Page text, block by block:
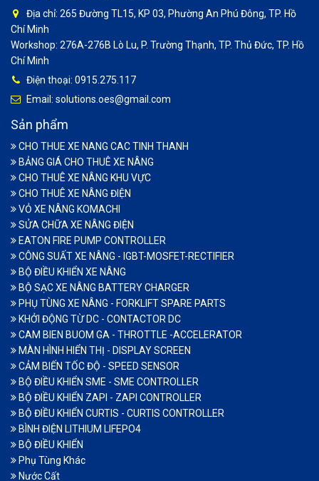
Địa chỉ: 265 Đường TL15, KP 03, Phường An Phú Đông, TP. Hồ
Chí Minh
Workshop: 276A-276B Lò Lu, P. Trường Thạnh, TP. Thủ Đức, TP. Hồ
Chí Minh
Điện thoại: 0915.275.117
Email: solutions.oes@gmail.com
Sản phẩm
CHO THUE XE NANG CAC TINH THANH
BẢNG GIÁ CHO THUÊ XE NÂNG
CHO THUÊ XE NÂNG KHU VỰC
CHO THUÊ XE NÂNG ĐIỆN
VỎ XE NÂNG KOMACHI
SỬA CHỮA XE NÂNG ĐIỆN
EATON FIRE PUMP CONTROLLER
CÔNG SUẤT XE NÂNG - IGBT-MOSFET-RECTIFIER
BỘ ĐIỀU KHIỂN XE NÂNG
BỘ SẠC XE NÂNG BATTERY CHARGER
PHỤ TÙNG XE NÂNG - FORKLIFT SPARE PARTS
KHỞI ĐỘNG TỪ DC - CONTACTOR DC
CAM BIEN BUOM GA - THROTTLE -ACCELERATOR
MÀN HÌNH HIỂN THỊ - DISPLAY SCREEN
CẢM BIẾN TỐC ĐỘ - SPEED SENSOR
BỘ ĐIỀU KHIỂN SME - SME CONTROLLER
BỘ ĐIỀU KHIỂN ZAPI - ZAPI CONTROLLER
BỘ ĐIỀU KHIỂN CURTIS - CURTIS CONTROLLER
BÌNH ĐIỆN LITHIUM LIFEPO4
BỘ ĐIỀU KHIỂN
Phụ Tùng Khác
Nước Cất